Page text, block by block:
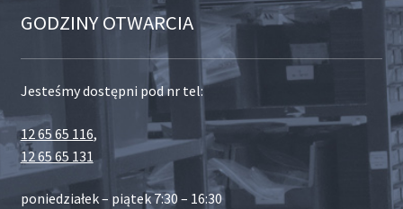
GODZINY OTWARCIA
Jesteśmy dostępni pod nr tel:
12 65 65 116,
12 65 65 131
poniedziałek – piątek 7:30 – 16:30